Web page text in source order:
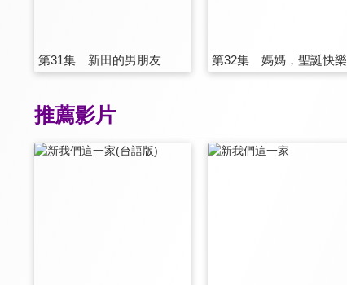
第31集 新田的男朋友 第32集 媽媽，聖誕快樂
推薦影片